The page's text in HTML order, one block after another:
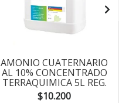
AMONIO CUATERNARIO
AL 10% CONCENTRADO
TERRAQUIMICA 5L REG.
ISP
$10.200